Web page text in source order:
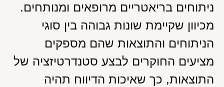
ניתוחים בריאטריים מרופאים ומנותחים.
מכיוון שקיימת שונות גבוהה בין סוגי
הניתוחים והתוצאות שהם מספקים
מציעים החוקרים לבצע סטנדרטיזציה של
התוצאות, כך שאיכות הדיווח תהיה